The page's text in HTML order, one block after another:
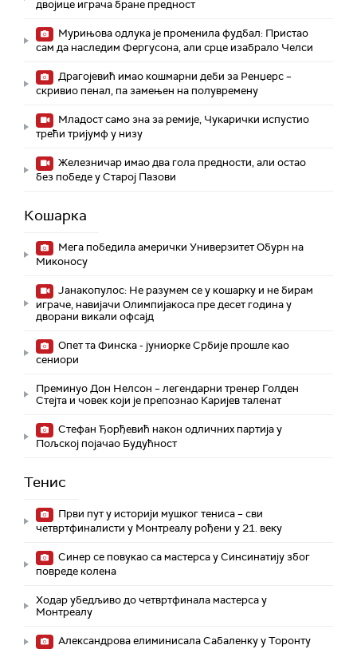
двојице играча бране предност
Мурињова одлука је променила фудбал: Пристао
сам да наследим Фергусона, али срце изабрало Челси
Драгојевић имао кошмарни деби за Ренџерс –
скривио пенал, па замењен на полувремену
Младост само зна за ремије, Чукарички испустио
трећи тријумф у низу
Железничар имао два гола предности, али остао
без победе у Старој Пазови
Кошарка
Мега победила амерички Универзитет Обурн на
Миконосу
Јанакопулос: Не разумем се у кошарку и не бирам
играче, навијачи Олимпијакоса пре десет година у
дворани викали офсајд
Опет та Финска - јуниорке Србије прошле као
сениори
Преминуо Дон Нелсон – легендарни тренер Голден
Стејта и човек који је препознао Каријев таленат
Стефан Ђорђевић након одличних партија у
Пољској појачао Будућност
Тенис
Први пут у историји мушког тениса – сви
четвртфиналисти у Монтреалу рођени у 21. веку
Синер се повукао са мастерса у Синсинатију због
повреде колена
Ходар убедљиво до четвртфинала мастерса у
Монтреалу
Александрова елиминисала Сабаленку у Торонту